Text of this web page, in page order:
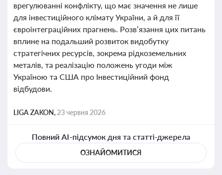
врегулюванні конфлікту, що має значення не лише
для інвестиційного клімату України, а й для її
євроінтеграційних прагнень. Розв’язання цих питань
вплине на подальший розвиток видобутку
стратегічних ресурсів, зокрема рідкоземельних
металів, та реалізацію положень угоди між
Україною та США про Інвестиційний фонд
відбудови.
LIGA ZAKON, 23 червня 2026
Повний AI-підсумок дня та статті-джерела
ОЗНАЙОМИТИСЯ